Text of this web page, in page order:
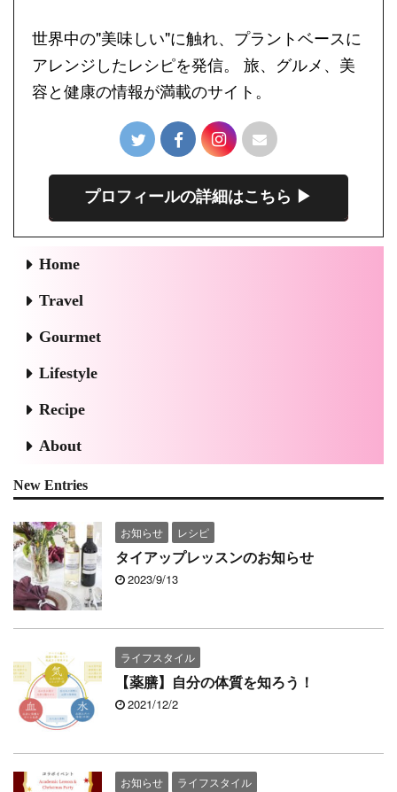
世界中の"美味しい"に触れ、プラントベースに
アレンジしたレシピを発信。 旅、グルメ、美
容と健康の情報が満載のサイト。
プロフィールの詳細はこちら ▶︎
Home
Travel
Gourmet
Lifestyle
Recipe
About
New Entries
お知らせ
レシピ
タイアップレッスンのお知らせ
2023/9/13
ライフスタイル
【薬膳】自分の体質を知ろう！
2021/12/2
お知らせ
ライフスタイル